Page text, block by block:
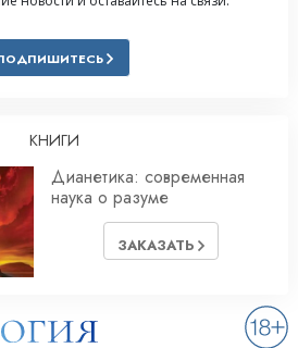
КНИГИ
Дианетика: современная
наука о разуме
ЗАКАЗАТЬ